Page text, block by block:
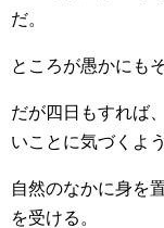
だ。
ところが愚かにも
だが四日もすれば
いことに気づくよ
自然のなかに身を
を受ける。